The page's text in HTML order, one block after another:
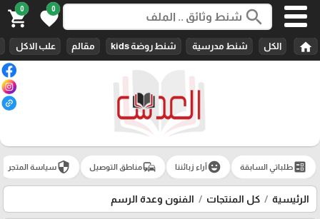
search
0
favorite
0
shopping_cart
home الكل شنط مدرسية شنط روضة kids مقالم علب الاكل
ballotطلباتي السابقة emoji_emotionsآراء زبائننا commuteمناطق التوصيل securityسياسة المتجر
الرئيسية كل المنتجات الفنون وعدة الرسم